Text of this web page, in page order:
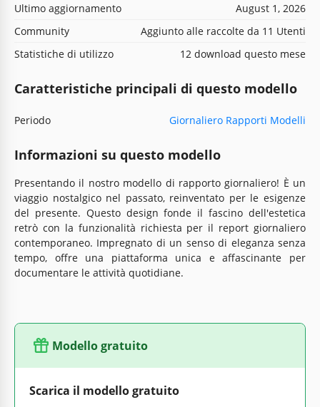
Ultimo aggiornamento
August 1, 2026
Community
Aggiunto alle raccolte da 11 Utenti
Statistiche di utilizzo
12 download questo mese
Caratteristiche principali di questo modello
Periodo Giornaliero Rapporti Modelli
Informazioni su questo modello
Presentando il nostro modello di rapporto giornaliero! È un
viaggio nostalgico nel passato, reinventato per le esigenze
del presente. Questo design fonde il fascino dell'estetica
retrò con la funzionalità richiesta per il report giornaliero
contemporaneo. Impregnato di un senso di eleganza senza
tempo, offre una piattaforma unica e affascinante per
documentare le attività quotidiane.
Modello gratuito
Scarica il modello gratuito